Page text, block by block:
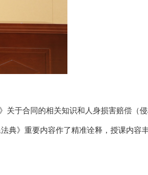
于合同的相关知识和人身损害赔偿（
典》重要内容作了精准诠释，授课内容